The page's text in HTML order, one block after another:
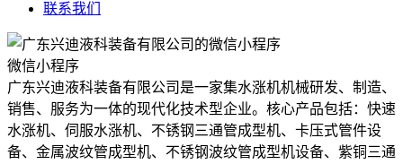
联系我们
微信小程序
广东兴迪液科装备有限公司是一家集水涨机机械研发、制造、
销售、服务为一体的现代化技术型企业。核心产品包括：快速
水涨机、伺服水涨机、不锈钢三通管成型机、卡压式管件设
备、金属波纹管成型机、不锈钢波纹管成型机设备、紫铜三通